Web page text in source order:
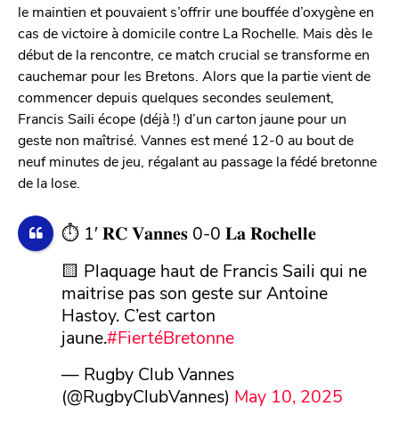
le maintien et pouvaient s’offrir une bouffée d’oxygène en
cas de victoire à domicile contre La Rochelle. Mais dès le
début de la rencontre, ce match crucial se transforme en
cauchemar pour les Bretons. Alors que la partie vient de
commencer depuis quelques secondes seulement,
Francis Saili écope (déjà !) d’un carton jaune pour un
geste non maîtrisé. Vannes est mené 12-0 au bout de
neuf minutes de jeu, régalant au passage la fédé bretonne
de la lose.
⏱ 1′ 𝐑𝐂 𝐕𝐚𝐧𝐧𝐞𝐬 0-0 𝐋𝐚 𝐑𝐨𝐜𝐡𝐞𝐥𝐥𝐞
🟨 Plaquage haut de Francis Saili qui ne
maitrise pas son geste sur Antoine
Hastoy. C’est carton
jaune.#FiertéBretonne
— Rugby Club Vannes
(@RugbyClubVannes) May 10, 2025